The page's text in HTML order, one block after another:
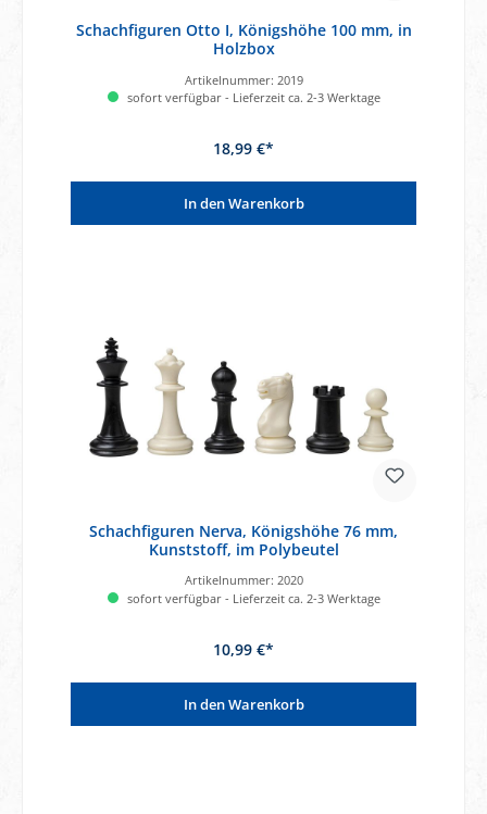
Schachfiguren Otto I, Königshöhe 100 mm, in
Holzbox
Artikelnummer: 2019
sofort verfügbar - Lieferzeit ca. 2-3 Werktage
18,99 €*
In den Warenkorb
Schachfiguren Nerva, Königshöhe 76 mm,
Kunststoff, im Polybeutel
Artikelnummer: 2020
sofort verfügbar - Lieferzeit ca. 2-3 Werktage
10,99 €*
In den Warenkorb